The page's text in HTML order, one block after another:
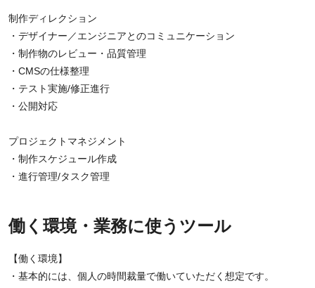
制作ディレクション
・デザイナー／エンジニアとのコミュニケーション
・制作物のレビュー・品質管理
・CMSの仕様整理
・テスト実施/修正進行
・公開対応
プロジェクトマネジメント
・制作スケジュール作成
・進行管理/タスク管理
働く環境・業務に使うツール
【働く環境】
・基本的には、個人の時間裁量で働いていただく想定です。